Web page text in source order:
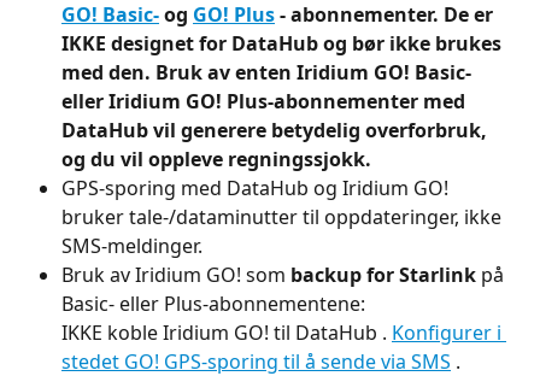
GO! Basic- og GO! Plus -abonnementer. De er
IKKE designet for DataHub og bør ikke brukes
med den. Bruk av enten Iridium GO! Basic-
eller Iridium GO! Plus-abonnementer med
DataHub vil generere betydelig overforbruk,
og du vil oppleve regningssjokk.
GPS-sporing med DataHub og Iridium GO!
bruker tale-/dataminutter til oppdateringer, ikke
SMS-meldinger.
Bruk av Iridium GO! som backup for Starlink på
Basic- eller Plus-abonnementene:
IKKE koble Iridium GO! til DataHub . Konfigurer i
stedet GO! GPS-sporing til å sende via SMS .